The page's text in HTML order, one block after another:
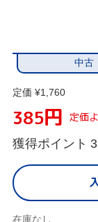
中古
定価 ¥1,760
385円 定価
獲得ポイント
在庫なし